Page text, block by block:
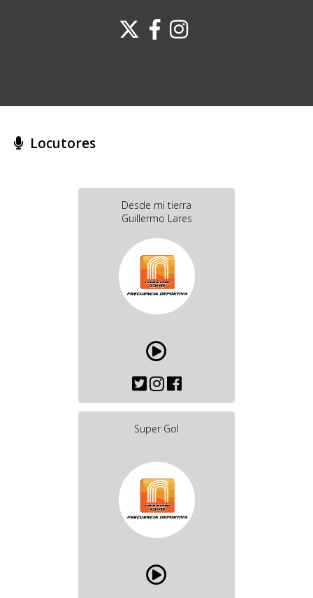
Locutores
Desde mi tierra
Guillermo Lares
Super Gol